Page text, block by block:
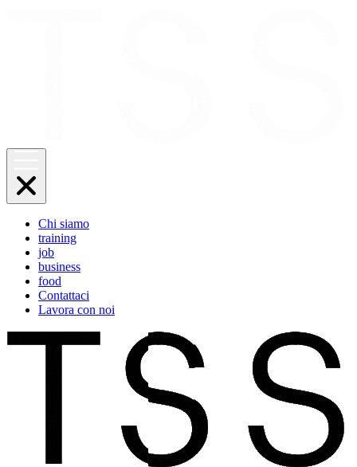
Chi siamo
training
job
business
food
Contattaci
Lavora con noi